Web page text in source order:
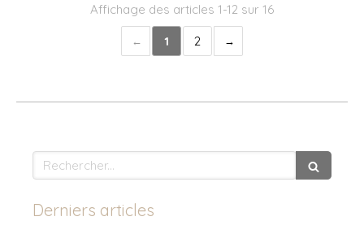
Affichage des articles 1-12 sur 16
1 2
Rechercher
Derniers articles